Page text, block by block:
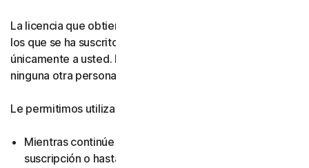
La licencia que obtiene para el software y los servicios a
los que se ha suscrito le pertenece a usted, y
únicamente a usted. No puede transferir esa licencia a
ninguna otra persona.
Le permitimos utilizar su licencia:
Mientras continúe pagando las tarifas aplicables a su
suscripción o hasta que la suscripción finalice.